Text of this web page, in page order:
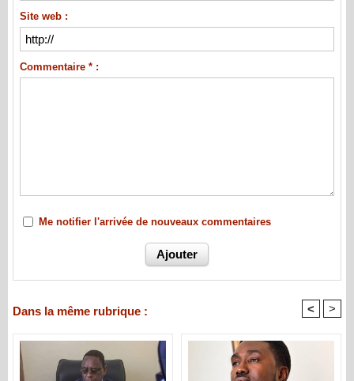
Site web :
Commentaire * :
Me notifier l'arrivée de nouveaux commentaires
Dans la même rubrique : < >